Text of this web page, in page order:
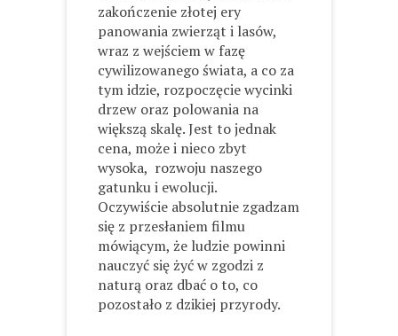
zakończenie złotej ery
panowania zwierząt i lasów,
wraz z wejściem w fazę
cywilizowanego świata, a co za
tym idzie, rozpoczęcie wycinki
drzew oraz polowania na
większą skalę. Jest to jednak
cena, może i nieco zbyt
wysoka, rozwoju naszego
gatunku i ewolucji.
Oczywiście absolutnie zgadzam
się z przesłaniem filmu
mówiącym, że ludzie powinni
nauczyć się żyć w zgodzi z
naturą oraz dbać o to, co
pozostało z dzikiej przyrody.